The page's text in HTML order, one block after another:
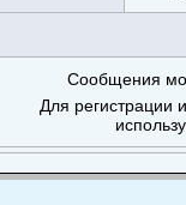
Сообщения
Для регистрации